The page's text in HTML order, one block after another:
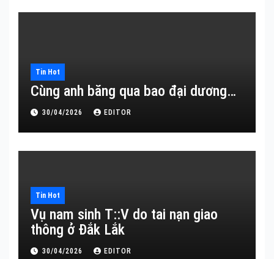
Tin Hot
Cùng anh băng qua bao đại dương…
30/04/2026 EDITOR
Tin Hot
Vụ nam sinh T::V do tai nạn giao
thông ở Đắk Lắk
30/04/2026 EDITOR